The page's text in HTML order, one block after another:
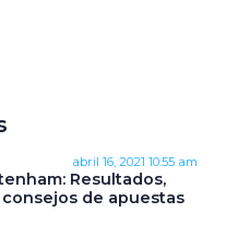
abril 16, 2021 10:55 am
Resultados,
de apuestas